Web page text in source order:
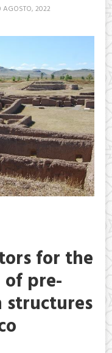
AGOSTO, 2022
for the
pre-
structures